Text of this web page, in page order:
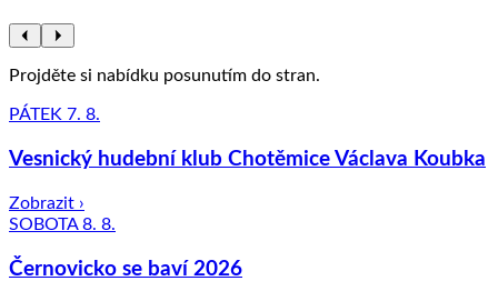
Projděte si nabídku posunutím do stran.
PÁTEK 7. 8.
Vesnický hudební klub Chotěmice Václava Koubka
Zobrazit ›
SOBOTA 8. 8.
Černovicko se baví 2026